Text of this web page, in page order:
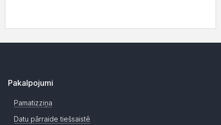
Pakalpojumi
Pamatizziņa
Datu pārraide tiešsaistē